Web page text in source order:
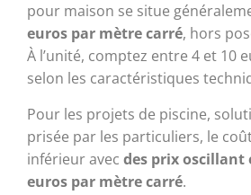
pour maison se situe
euros par mètre carré, hors
À l’unité, comptez entre 4 et 10
selon les caractéristiques
Pour les projets de piscine,
prisée par les particuliers, le
inférieur avec des prix oscillant
euros par mètre carré.